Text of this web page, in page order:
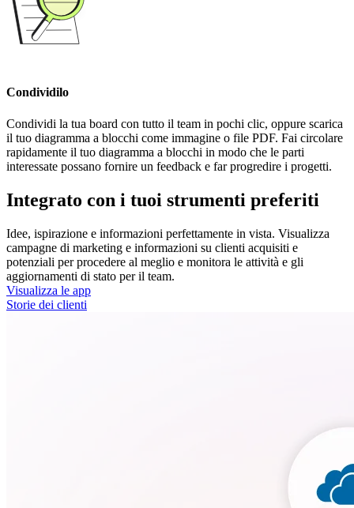
Condividilo
Condividi la tua board con tutto il team in pochi clic, oppure scarica
il tuo diagramma a blocchi come immagine o file PDF. Fai circolare
rapidamente il tuo diagramma a blocchi in modo che le parti
interessate possano fornire un feedback e far progredire i progetti.
Integrato con i tuoi strumenti preferiti
Idee, ispirazione e informazioni perfettamente in vista. Visualizza
campagne di marketing e informazioni su clienti acquisiti e
potenziali per procedere al meglio e monitora le attività e gli
aggiornamenti di stato per il team.
Visualizza le app
Storie dei clienti